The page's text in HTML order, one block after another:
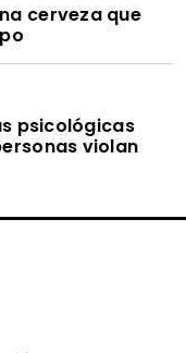
cerveza que
psicológicas
violan